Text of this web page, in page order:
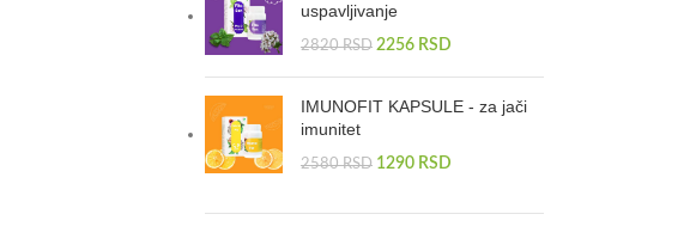
uspavljivanje
2820RSD 2256 RSD
IMUNOFIT KAPSULE - za jači
imunitet
2580RSD 1290 RSD